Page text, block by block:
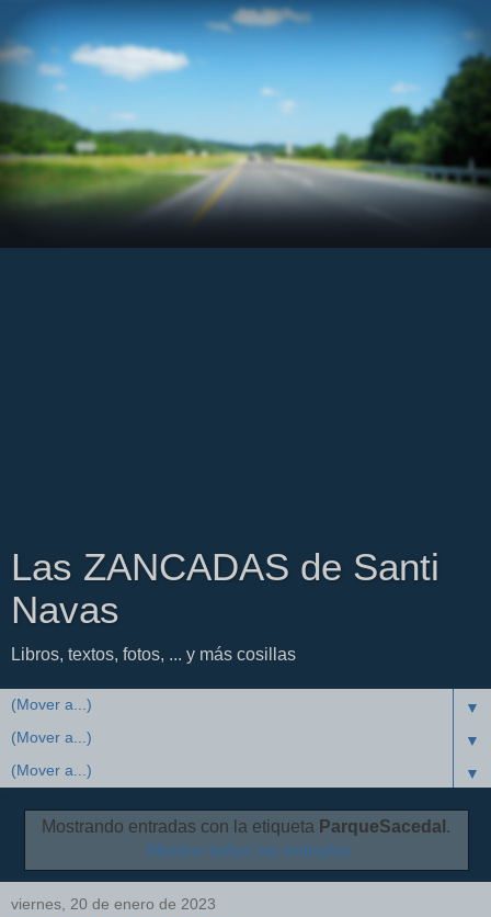
Las ZANCADAS de Santi
Navas
Libros, textos, fotos, ... y más cosillas
▼
▼
▼
Mostrando entradas con la etiqueta ParqueSacedal .
Mostrar todas las entradas
viernes, 20 de enero de 2023